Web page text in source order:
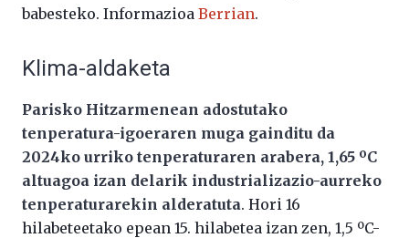
babesteko. Informazioa Berrian.
Klima-aldaketa
Parisko Hitzarmenean adostutako
tenperatura-igoeraren muga gainditu da
2024ko urriko tenperaturaren arabera, 1,65 ºC
altuagoa izan delarik industrializazio-aurreko
tenperaturarekin alderatuta. Hori 16
hilabeteetako epean 15. hilabetea izan zen, 1,5 ºC-